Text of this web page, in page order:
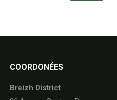
COORDONÉES
Breizh District